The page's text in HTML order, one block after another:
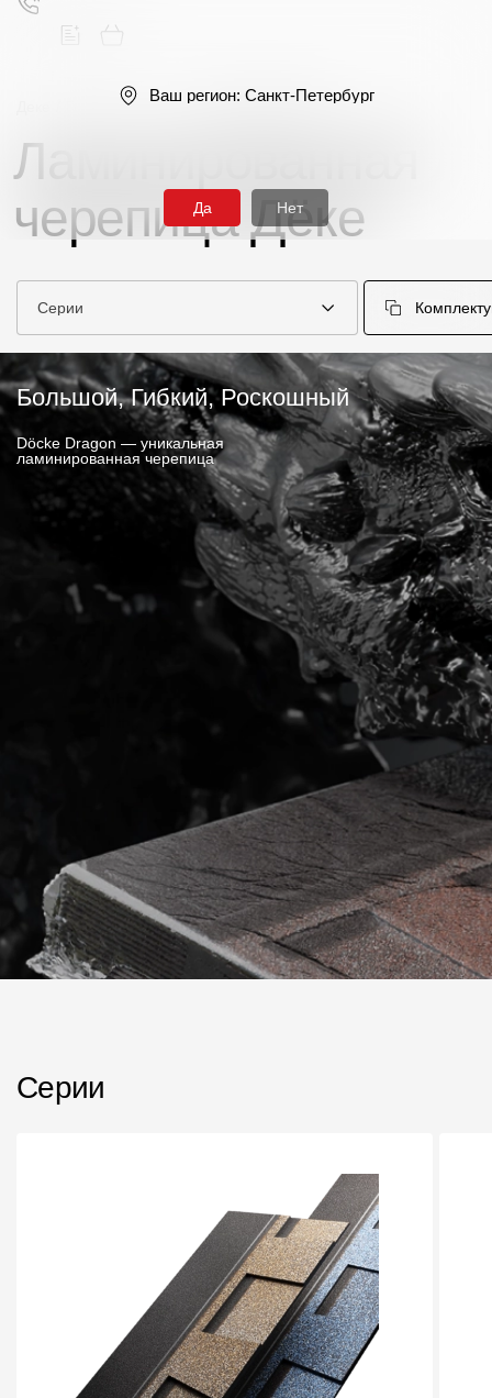
Продукция
Фасадные материалы
Софиты
Фасадные панели
Комплектующие для фасадов
Комплектующие к кровле
Кровельная вентиляция
Водостоки
Водосборник
Инструкции по монтажу
Технические листы
Рекламные материалы
Гибкая черепица / Ламинированная
Ламинированная
черепица Дёке
Серии
Большой, Гибкий, Роскошный
Döcke Dragon — уникальная
ламинированная черепица
Серии
Ваш регион: Санкт-Петербург
Да Нет